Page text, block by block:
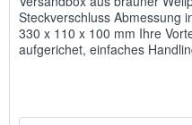
Steckverschluss Abmessung
330 x 110 x 100 mm Ihre
aufgerichet, einfaches